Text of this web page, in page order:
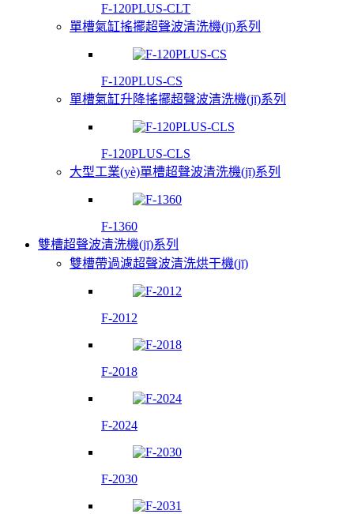
F-120PLUS-CLT
單槽氣缸搖擺超聲波清洗機(jī)系列
F-120PLUS-CS
單槽氣缸升降搖擺超聲波清洗機(jī)系列
F-120PLUS-CLS
大型工業(yè)單槽超聲波清洗機(jī)系列
F-1360
雙槽超聲波清洗機(jī)系列
雙槽帶過濾超聲波清洗烘干機(jī)
F-2012
F-2018
F-2024
F-2030